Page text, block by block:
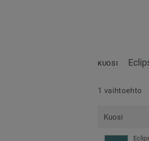
KUOSI
1 vaihtoehto
Kuosi